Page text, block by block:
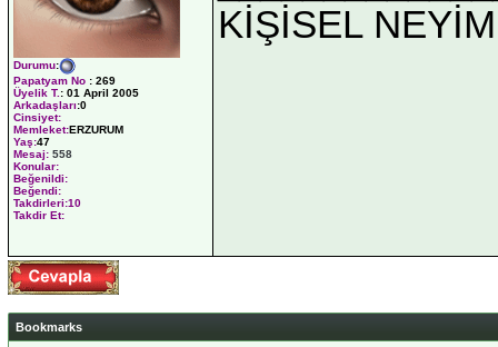
Durumu:
Papatyam No : 269
Üyelik T.: 01 April 2005
Arkadaşları:0
Cinsiyet:
Memleket:ERZURUM
Yaş:47
Mesaj: 558
Konular:
Beğenildi:
Beğendi:
Takdirleri:10
Takdir Et:
KİŞİSEL
Bookmarks